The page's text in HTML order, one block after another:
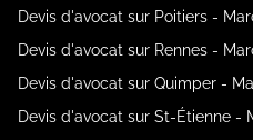
Devis d'avocat sur Poitiers -
Devis d'avocat sur Rennes -
Devis d'avocat sur Quimper -
Devis d'avocat sur St-Étienne -